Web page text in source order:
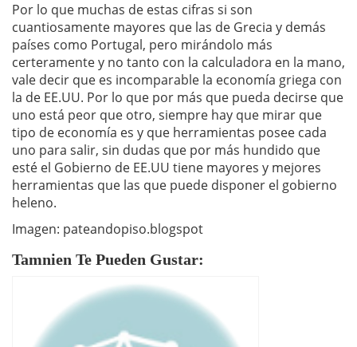
Por lo que muchas de estas cifras si son
cuantiosamente mayores que las de Grecia y demás
países como Portugal, pero mirándolo más
certeramente y no tanto con la calculadora en la mano,
vale decir que es incomparable la economía griega con
la de EE.UU. Por lo que por más que pueda decirse que
uno está peor que otro, siempre hay que mirar que
tipo de economía es y que herramientas posee cada
uno para salir, sin dudas que por más hundido que
esté el Gobierno de EE.UU tiene mayores y mejores
herramientas que las que puede disponer el gobierno
heleno.
Imagen: pateandopiso.blogspot
Tamnien Te Pueden Gustar: